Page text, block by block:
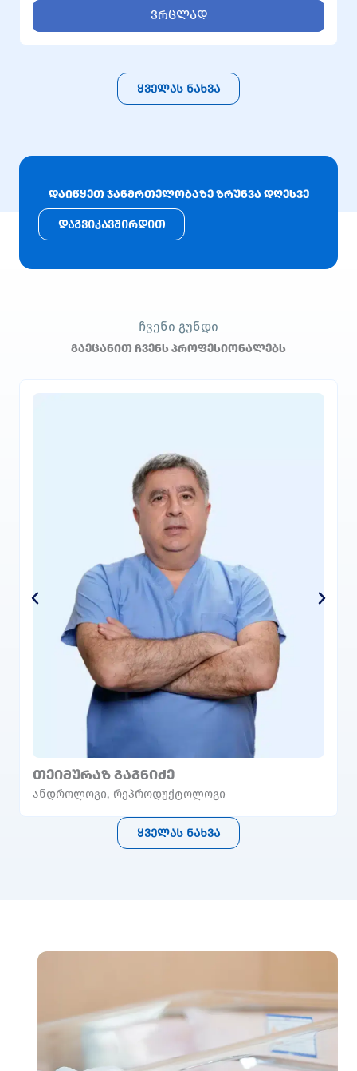
საშვილოსნოში. პროცედურა გამოიყენება
მსუბუქი ფორმის უნაყოფობის ან
მიღწევის ალბათობის გაზრდა ბუნებრივ
პროცესთან მაქსიმალურად მიახლოებული
ვრცლად
ყველას ნახვა
დაიწყეთ ჯანმრთელობაზე ზრუნვა დღესვე
დაგვიკავშირდით
ᲩᲕᲔᲜᲘ ᲒᲣᲜᲓᲘ
გაეცანით ჩვენს პროფესიონალებს
ᲗᲔᲘᲛᲣᲠᲐᲖ ᲒᲐᲒᲜᲘᲫᲔ
ანდროლოგი, რეპროდუქტოლოგი
ყველას ნახვა